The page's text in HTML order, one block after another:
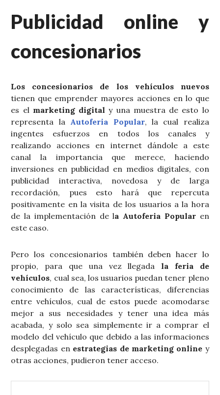
Publicidad online y
concesionarios
Los concesionarios de los vehículos nuevos
tienen que emprender mayores acciones en lo que
es el marketing digital y una muestra de esto lo
representa la Autoferia Popular, la cual realiza
ingentes esfuerzos en todos los canales y
realizando acciones en internet dándole a este
canal la importancia que merece, haciendo
inversiones en publicidad en medios digitales, con
publicidad interactiva, novedosa y de larga
recordación, pues esto hará que repercuta
positivamente en la visita de los usuarios a la hora
de la implementación de la Autoferia Popularen
este caso.
Pero los concesionarios también deben hacer lo
propio, para que una vez llegada la feria de
vehículos, cual sea, los usuarios puedan tener pleno
conocimiento de las características, diferencias
entre vehículos, cual de estos puede acomodarse
mejor a sus necesidades y tener una idea más
acabada, y solo sea simplemente ir a comprar el
modelo del vehículo que debido a las informaciones
desplegadas en estrategias de marketing online y
otras acciones, pudieron tener acceso.